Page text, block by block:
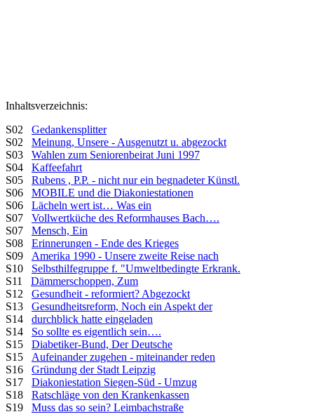
Inhaltsverzeichnis:
S02 Gedankensplitter
S02 Meinung, Unsere - Ausgenutzt u. abgezockt
S03 Wahlen zum Seniorenbeirat Juni 1997
S04 Kaffeefahrt
S05 Rubens , P.P. - nicht nur ein begnadeter Künstl.
S06 MOBILE und die Diakoniestationen
S06 Lächeln wert ist… Was ein
S07 Vollwertküche des Reformhauses Bach….
S07 Mensch, Ein
S08 Erinnerungen - Ende des Krieges
S09 Amerika 1990 - Unsere zweite Reise nach
S10 Selbsthilfegruppe f. "Umweltbedingte Erkrank.
S11 Dämmerschoppen, Zum
S12 Gesundheit - reformiert? Abgezockt
S13 Gesundheitsreform, Noch ein Aspekt der
S14 durchblick hatte eingeladen
S14 So sollte es eigentlich sein….
S15 Diabetiker-Bund, Der Deutsche
S15 Aufeinander zugehen - miteinander reden
S16 Gründung der Stadt Leipzig
S17 Diakoniestation Siegen-Süd - Umzug
S18 Ratschläge von den Krankenkassen
S19 Muss das so sein? Leimbachstraße